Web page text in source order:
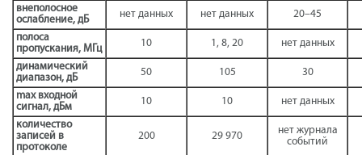
внеполосное
ослабление, дБ
нет данных нет данных 20–45
полоса
пропускания, МГц
10 1, 8, 20 нет данных
динамический
диапазон, дБ
50 105 30
max входной
сигнал, дБм
10 10 нет данных
количество
записей в
протоколе
200 29 970
нет журнала
событий